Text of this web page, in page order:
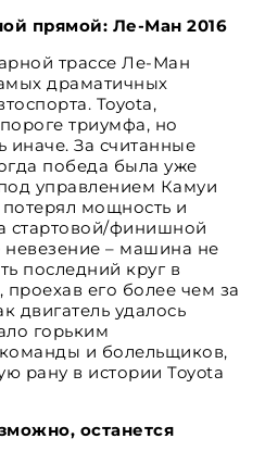
прямой: Ле-Ман 2016
трассе Ле-Ман
драматичных
Toyota,
триумфа, но
иначе. За считанные
победа была уже
управлением Камуи
мощность и
стартовой/финишной
– машина не
последний круг в
его более чем за
двигатель удалось
горьким
и болельщиков,
рану в истории Toyota
останется